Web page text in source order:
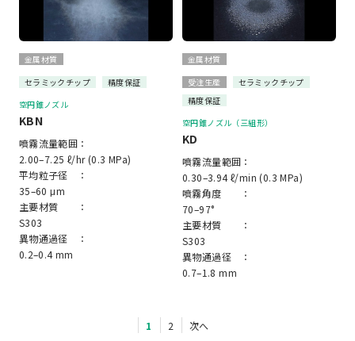
金属材質
セラミックチップ
精度保証
空円錐ノズル
KBN
噴霧流量範囲：
2.00–7.25 ℓ/hr (0.3 MPa)
平均粒子径 ：
35–60 μm
主要材質 ：
S303
異物通過径 ：
0.2–0.4 mm
金属材質
受注生産
セラミックチップ
精度保証
空円錐ノズル（三組形）
KD
噴霧流量範囲：
0.30–3.94 ℓ/min (0.3 MPa)
噴霧角度 ：
70–97°
主要材質 ：
S303
異物通過径 ：
0.7–1.8 mm
1 2 次へ